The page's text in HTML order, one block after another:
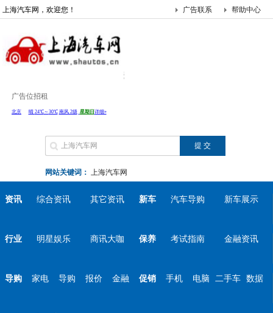
上海汽车网，欢迎您！ 帮助中心
广告联系
广告位招租
网站关键词： 上海汽车网
资讯 综合资讯 其它资讯 新车 汽车导购 新车展示
行业 明星娱乐 商讯大咖 保养 考试指南 金融资讯
导购 家电 导购 报价 金融 促销 手机 电脑 二手车 数据